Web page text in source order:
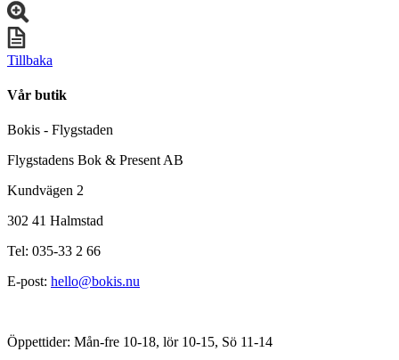
Tillbaka
Vår butik
Bokis - Flygstaden
Flygstadens Bok & Present AB
Kundvägen 2
302 41 Halmstad
Tel: 035-33 2 66
E-post: hello@bokis.nu
Öppettider: Mån-fre 10-18, lör 10-15, Sö 11-14